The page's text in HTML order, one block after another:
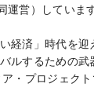
営）しています
経済」時代を迎
ルするための
・プロジェクト